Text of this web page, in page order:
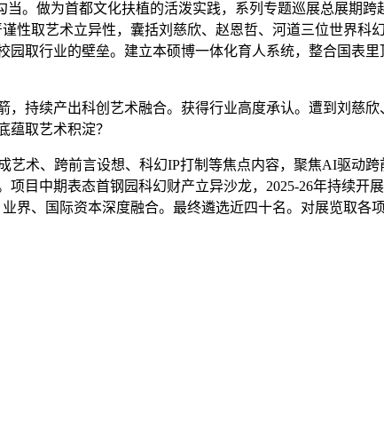
。做为首都文化扶植的活泼实践，系列专题巡展总展期
性取艺术立异性，囊括刘慈欣、赵恩哲、河道三位世界
园取行业的壁垒。建立本硕博一体化育人系统，整合国表
续产出科创艺术融合。获得行业高度承认。遭到刘慈
蕴取艺术积淀？
、跨前言设想、科幻IP打制等焦点内容，聚焦AI驱动跨
目中期表态首钢园科幻财产立异沙龙，2025-26年持续
界、国际资本深度融合。最终遴选近四十名。对展览取各